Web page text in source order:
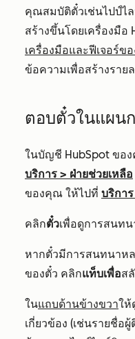
คุณสมบัติตั๋วเช่นไปป์ไ
สร้างขึ้นโดยเครื่องมือ
เครื่องมือและฟีเจอร์ขอ
ข้อความเพื่อสร้างราย
ตอบตั๋วในแผน
ในบัญชี HubSpot ขอ
บริการ > ฝ่ายช่วยเหลือ
ของคุณ ให้ไปที่ บริการ
คลิกตั๋วเพื่อดูการสนทน
หากตั๋วมีการสนทนาห
ของตั๋ว คลิกแท็บเพื่อส
ในแถบด้านข้างขวาให้
เกี่ยวข้อง (เช่นรายชื่อ